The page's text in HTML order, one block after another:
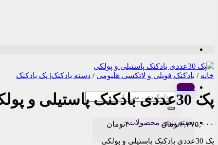
Menu
جستجو
برای:
دسته بندی محصولات
خانه / بادکنک فویلی و لاتکسی هلیومی / دسته بادکنک| پک بادکنک
پک 30عددی بادکنک پاستیلی و پولکی
۶,۲۷۵,۰۰۰تومان – ۴۰۰,۰۰۰تومان
پک 30عددی بادکنک پاستیلی و پولکی